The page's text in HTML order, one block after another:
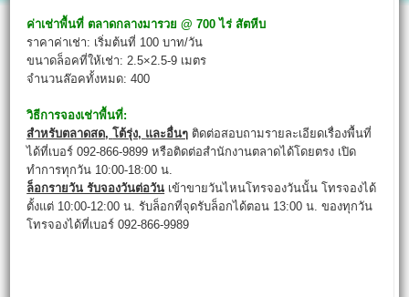
ค่าเช่าพื้นที่ ตลาดกลางมารวย@700 ไร่ สัตหีบ
ราคาค่าเช่า: เริ่มต้นที่ 100 บาท/วัน
ขนาดล็อคที่ให้เช่า: 2.5×2.5-9 เมตร
จำนวนล๊อคทั้งหมด: 400
วิธีการจองเช่าพื้นที่:
สำหรับตลาดสด,โต้รุ่ง, และอื่นๆ ติดต่อสอบถามรายละเอียดเรื่องพื้นที่
ได้ที่เบอร์ 092-866-9899 หรือติดต่อสำนักงานตลาดได้โดยตรง เปิด
ทำการทุกวัน 10:00-18:00 น.
ล็อกรายวัน รับจองวันต่อวัน เข้าขายวันไหนโทรจองวันนั้น โทรจองได้
ตั้งแต่ 10:00-12:00 น. รับล็อกที่จุดรับล็อกได้ตอน 13:00 น. ของทุกวัน
โทรจองได้ที่เบอร์ 092-866-9989